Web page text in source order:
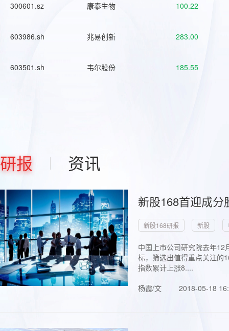
300601.sz 康泰生物 100.22
603986.sh 兆易创新 283.00
603501.sh 韦尔股份 185.55
研报 资讯
新股168首迎成
新股168研报 新股
中国上市公司研究院去年
标，筛选出值得重点关注的
指数累计上涨8....
杨霞/文
2018-05-18